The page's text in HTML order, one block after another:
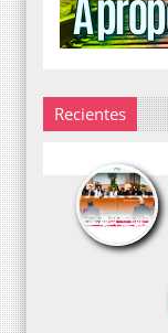
Recientes